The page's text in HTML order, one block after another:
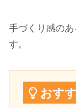
手づくり感の
す。
おす